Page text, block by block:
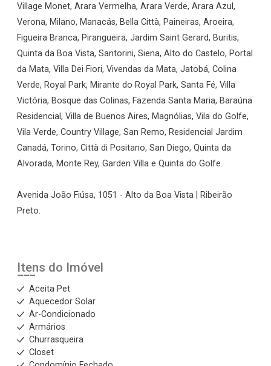
Village Monet, Arara Vermelha, Arara Verde, Arara Azul,
Verona, Milano, Manacás, Bella Città, Paineiras, Aroeira,
Figueira Branca, Pirangueira, Jardim Saint Gerard, Buritis,
Quinta da Boa Vista, Santorini, Siena, Alto do Castelo, Portal
da Mata, Villa Dei Fiori, Vivendas da Mata, Jatobá, Colina
Verde, Royal Park, Mirante do Royal Park, Santa Fé, Villa
Victória, Bosque das Colinas, Fazenda Santa Maria, Baraúna
Residencial, Villa de Buenos Aires, Magnólias, Vila do Golfe,
Vila Verde, Country Village, San Remo, Residencial Jardim
Canadá, Torino, Città di Positano, San Diego, Quinta da
Alvorada, Monte Rey, Garden Villa e Quinta do Golfe.
Avenida João Fiúsa, 1051 - Alto da Boa Vista | Ribeirão
Preto.
Itens do Imóvel
Aceita Pet
Aquecedor Solar
Ar-Condicionado
Armários
Churrasqueira
Closet